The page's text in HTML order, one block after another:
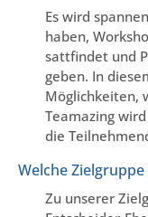
Es wird
haben,
sattfindet und
geben. In
Möglichkeiten,
Teamazing
die
Welche
Zu unserer